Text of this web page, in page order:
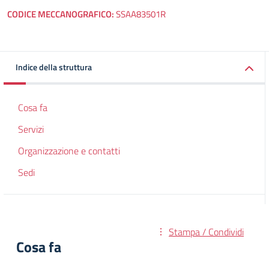
CODICE MECCANOGRAFICO:SSAA83501R
Indice della struttura
Cosa fa
Servizi
Organizzazione e contatti
Sedi
Stampa / Condividi
Cosa fa